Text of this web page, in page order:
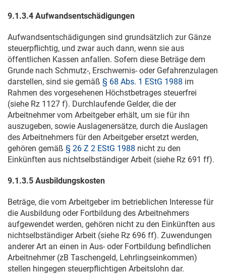
9.1.3.4 Aufwandsentschädigungen
Aufwandsentschädigungen sind grundsätzlich zur Gänze
steuerpflichtig, und zwar auch dann, wenn sie aus
öffentlichen Kassen anfallen. Sofern diese Beträge dem
Grunde nach Schmutz-, Erschwernis- oder Gefahrenzulagen
darstellen, sind sie gemäß § 68 Abs. 1 EStG 1988 im
Rahmen des vorgesehenen Höchstbetrages steuerfrei
(siehe Rz 1127 f). Durchlaufende Gelder, die der
Arbeitnehmer vom Arbeitgeber erhält, um sie für ihn
auszugeben, sowie Auslagenersätze, durch die Auslagen
des Arbeitnehmers für den Arbeitgeber ersetzt werden,
gehören gemäß § 26 Z 2 EStG 1988 nicht zu den
Einkünften aus nichtselbständiger Arbeit (siehe Rz 691 ff).
9.1.3.5 Ausbildungskosten
Beträge, die vom Arbeitgeber im betrieblichen Interesse für
die Ausbildung oder Fortbildung des Arbeitnehmers
aufgewendet werden, gehören nicht zu den Einkünften aus
nichtselbständiger Arbeit (siehe Rz 696 ff). Zuwendungen
anderer Art an einen in Aus- oder Fortbildung befindlichen
Arbeitnehmer (zB Taschengeld, Lehrlingseinkommen)
stellen hingegen steuerpflichtigen Arbeitslohn dar.